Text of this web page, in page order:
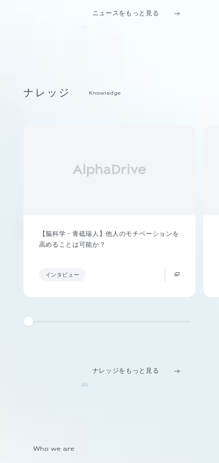
ニュースをもっと見る
ナレッジ Knowledge
【脳科学・青砥瑞人】他人のモチベーションを
高めることは可能か？
インタビュー
ナレッジをもっと見る
Who we are